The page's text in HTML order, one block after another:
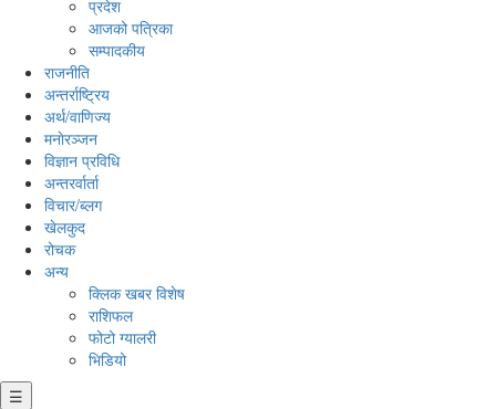
प्रदेश
आजको पत्रिका
सम्पादकीय
राजनीति
अन्तर्राष्ट्रिय
अर्थ/वाणिज्य
मनाेरञ्जन
विज्ञान प्रविधि
अन्तरर्वार्ता
विचार/ब्लग
खेलकुद
रोचक
अन्य
क्लिक खबर विशेष
राशिफल
फोटो ग्यालरी
भिडियो
☰